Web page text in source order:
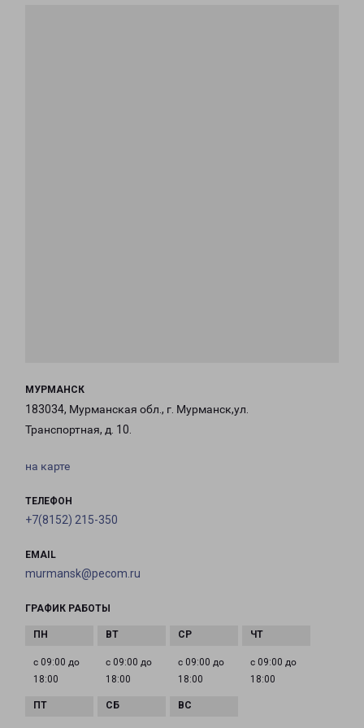
МУРМАНСК
183034, Мурманская обл., г. Мурманск,ул.
Транспортная, д. 10.
на карте
ТЕЛЕФОН
+7(8152) 215-350
EMAIL
murmansk@pecom.ru
ГРАФИК РАБОТЫ
с 09:00 до
18:00
с 09:00 до
18:00
с 09:00 до
18:00
с 09:00 до
18:00